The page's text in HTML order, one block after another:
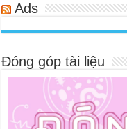
Ads
Đóng góp tài liệu